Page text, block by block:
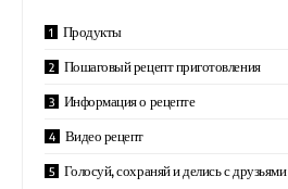
Продукты
Пошаговый рецепт приготовления
Информация о рецепте
Видео рецепт
Голосуй, сохраняй и делись с друзьями